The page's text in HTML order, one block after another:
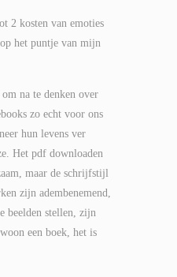
2 kosten van emoties
het puntje van mijn
na te denken over
zo echt voor ons
hun levens ver
Het pdf downloaden
maar de schrijfstijl
zijn adembenemend,
beelden stellen, zijn
een boek, het is